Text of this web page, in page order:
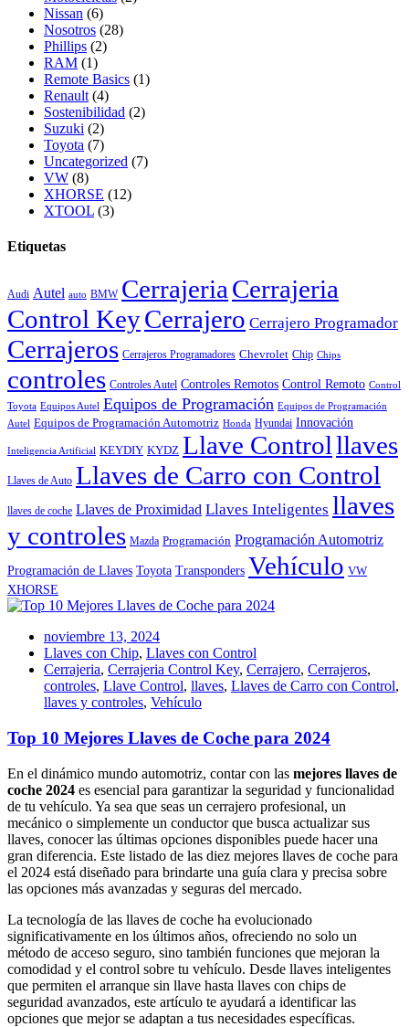
Nissan (6)
Nosotros (28)
Phillips (2)
RAM (1)
Remote Basics (1)
Renault (4)
Sostenibilidad (2)
Suzuki (2)
Toyota (7)
Uncategorized (7)
VW (8)
XHORSE (12)
XTOOL (3)
Etiquetas
Audi Autel auto BMW Cerrajeria Cerrajeria
Control KeyCerrajero Cerrajero Programador
Cerrajeros Cerrajeros Programadores Chevrolet Chip Chips
controles Controles Autel Controles Remotos Control Remoto Control
Toyota Equipos Autel Equipos de Programación Equipos de Programación
Autel Equipos de Programación Automotriz Honda Hyundai Innovación
Inteligencia Artificial KEYDIY KYDZ Llave Controlllaves
Llaves de Auto Llaves de Carro con Control
llaves de coche Llaves de Proximidad Llaves Inteligentes llaves
y controles Mazda Programación Programación Automotriz
Programación de Llaves Toyota Transponders Vehículo VW
XHORSE
noviembre 13, 2024
Llaves con Chip, Llaves con Control
Cerrajeria, Cerrajeria Control Key, Cerrajero, Cerrajeros,
controles, Llave Control, llaves, Llaves de Carro con Control,
llaves y controles, Vehículo
Top 10 Mejores Llaves de Coche para 2024
En el dinámico mundo automotriz, contar con las mejores llaves de
coche 2024 es esencial para garantizar la seguridad y funcionalidad
de tu vehículo. Ya sea que seas un cerrajero profesional, un
mecánico o simplemente un conductor que busca actualizar sus
llaves, conocer las últimas opciones disponibles puede hacer una
gran diferencia. Este listado de las diez mejores llaves de coche para
el 2024 está diseñado para brindarte una guía clara y precisa sobre
las opciones más avanzadas y seguras del mercado.
La tecnología de las llaves de coche ha evolucionado
significativamente en los últimos años, ofreciendo no solo un
método de acceso seguro, sino también funciones que mejoran la
comodidad y el control sobre tu vehículo. Desde llaves inteligentes
que permiten el arranque sin llave hasta llaves con chips de
seguridad avanzados, este artículo te ayudará a identificar las
opciones que mejor se adaptan a tus necesidades específicas.